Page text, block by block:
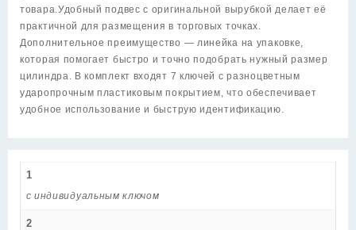
товара.Удобный подвес с оригинальной вырубкой делает её
практичной для размещения в торговых точках.
Дополнительное преимущество — линейка на упаковке,
которая помогает быстро и точно подобрать нужный размер
цилиндра. В комплект входят 7 ключей с разноцветным
ударопрочным пластиковым покрытием, что обеспечивает
удобное использование и быструю идентификацию.
1
с индивидуальным ключом
2